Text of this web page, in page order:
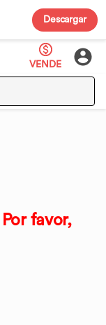
Descargar
VENDE
favor,